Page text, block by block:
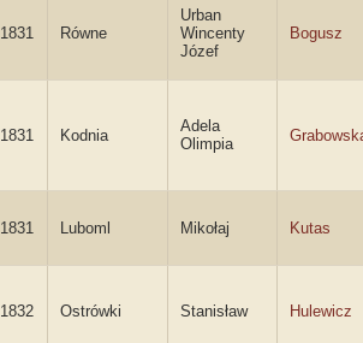
1831 Równe
Urban
Wincenty
Józef
Bogusz
1831 Kodnia
Adela
Olimpia
1831 Luboml Mikołaj Kutas
1832 Ostrówki Stanisław Hulewicz